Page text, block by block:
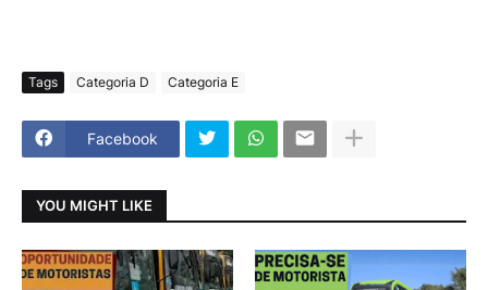
Tags Categoria D Categoria E
Facebook
YOU MIGHT LIKE